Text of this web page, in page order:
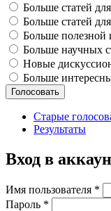
Больше статей
Больше статей
Больше полезной
Больше научных
Новые
Больше
Старые
Результаты
Вход в
Имя пользователя *
Пароль *